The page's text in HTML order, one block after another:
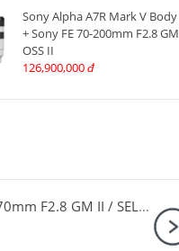
Sony Alpha A7R Mark V Body
+ Sony FE 70-200mm F2.8 GM
OSS II
126,900,000 đ
Ống kính Sony FE 24-70mm F2.8 GM II / SEL2470GM2